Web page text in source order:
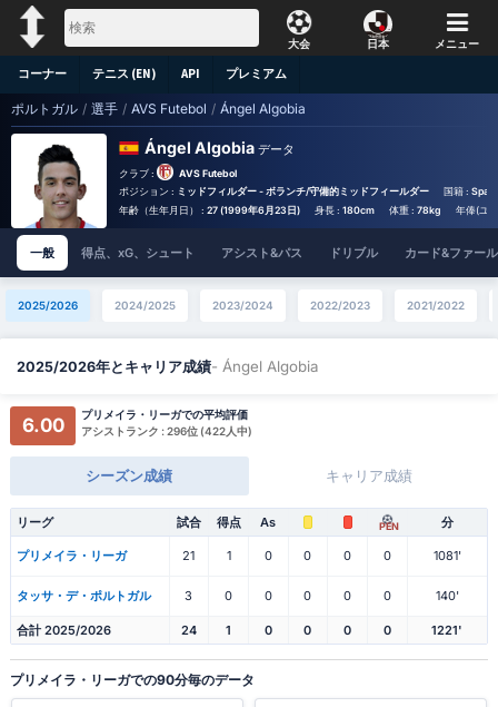
大会 日本 メニュー
コーナー テニス (EN) API プレミアム
ポルトガル / 選手 / AVS Futebol / Ángel Algobia
Ángel Algobia データ
クラブ :
AVS Futebol
ポジション : ミッドフィルダー - ボランチ/守備的ミッドフィールダー 国籍 : Spain
年齢（生年月日） : 27 (1999年6月23日) 身長 : 180cm 体重 : 78kg 年俸(ユ
一般 得点、xG、シュート アシスト&パス ドリブル カード&ファール
2025/2026 2024/2025 2023/2024 2022/2023 2021/2022
2025/2026年とキャリア成績- Ángel Algobia
6.00
プリメイラ・リーガでの平均評価
アシストランク : 296位 (422人中)
シーズン成績 キャリア成績
リーグ 試合 得点 As PEN 分
プリメイラ・リーガ 21 1 0 0 0 0 1081'
タッサ・デ・ポルトガル 3 0 0 0 0 0 140'
合計 2025/2026 24 1 0 0 0 0 1221'
プリメイラ・リーガでの90分毎のデータ